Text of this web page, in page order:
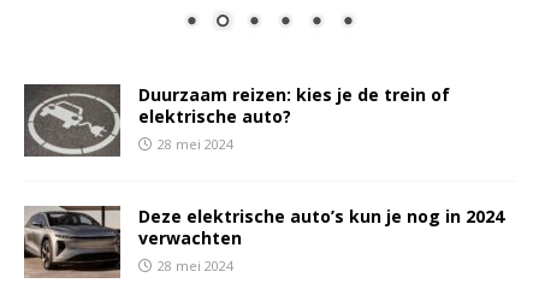
Duurzaam reizen: kies je de trein of
elektrische auto?
28 mei 2024
Deze elektrische auto’s kun je nog in 2024
verwachten
28 mei 2024